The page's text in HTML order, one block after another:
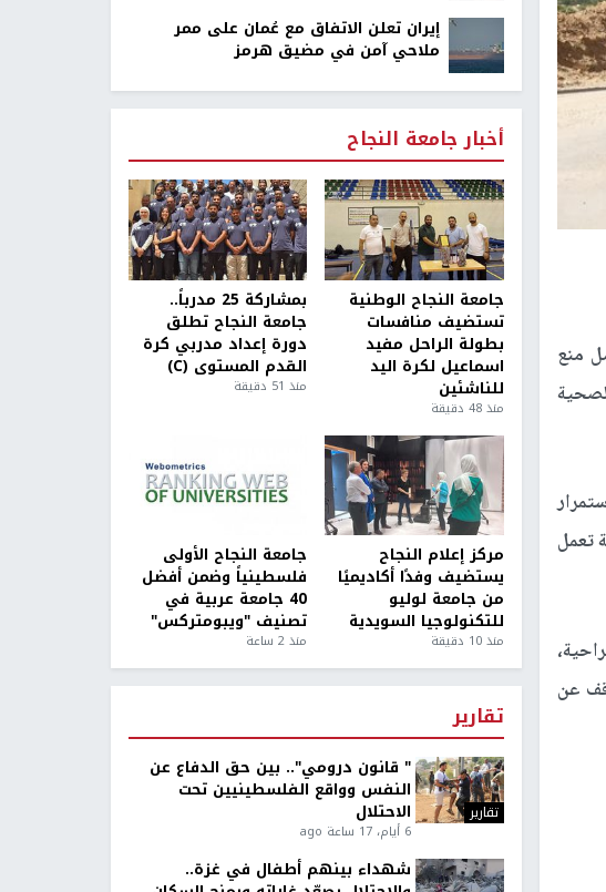
منع
واستمرار
تعمل
عن
إيران تعلن الاتفاق مع عُمان على ممر
ملاحي آمن في مضيق هرمز
أخبار جامعة النجاح
جامعة النجاح الوطنية
تستضيف منافسات
بطولة الراحل مفيد
اسماعيل لكرة اليد
للناشئين
منذ 48 دقيقة
بمشاركة 25 مدرباً..
جامعة النجاح تطلق
دورة إعداد مدربي كرة
القدم المستوى (C)
منذ 51 دقيقة
مركز إعلام النجاح
يستضيف وفدًا أكاديميًا
من جامعة لوليو
للتكنولوجيا السويدية
منذ 10 دقيقة
جامعة النجاح الأولى
فلسطينياً وضمن أفضل
40 جامعة عربية في
تصنيف "ويبومتركس"
منذ 2 ساعة
تقارير
تقارير
" قانون درومي".. بين حق الدفاع عن
النفس وواقع الفلسطينيين تحت
الاحتلال
6 أيام، 17 ساعة ago
شهداء بينهم أطفال في غزة..